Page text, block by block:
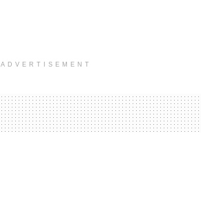
ADVERTISEMENT